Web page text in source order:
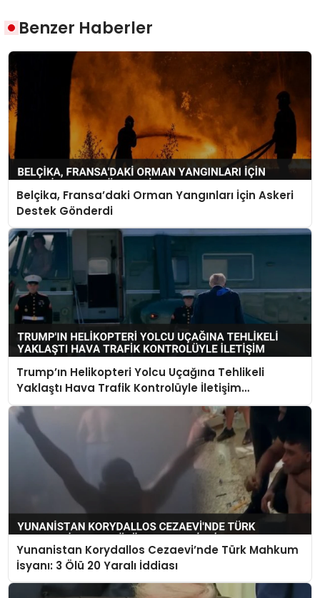
Benzer Haberler
Belçika, Fransa’daki Orman Yangınları İçin Askeri
Destek Gönderdi
Trump’ın Helikopteri Yolcu Uçağına Tehlikeli
Yaklaştı Hava Trafik Kontrolüyle İletişim
Kurulamadı
Yunanistan Korydallos Cezaevi’nde Türk Mahkum
İsyanı: 3 Ölü 20 Yaralı İddiası